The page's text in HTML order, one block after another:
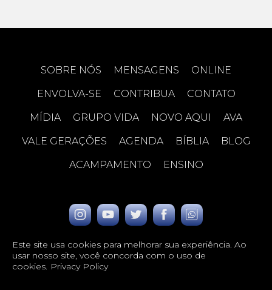
SOBRE NÓS MENSAGENS ONLINE
ENVOLVA-SE CONTRIBUA CONTATO
MÍDIA GRUPO VIDA NOVO AQUI AVA
VALE GERAÇÕES AGENDA BÍBLIA BLOG
ACAMPAMENTO ENSINO
Este site usa cookies para melhorar sua experiência. Ao
usar nosso site, você concorda com o uso de
cookies. Privacy Policy